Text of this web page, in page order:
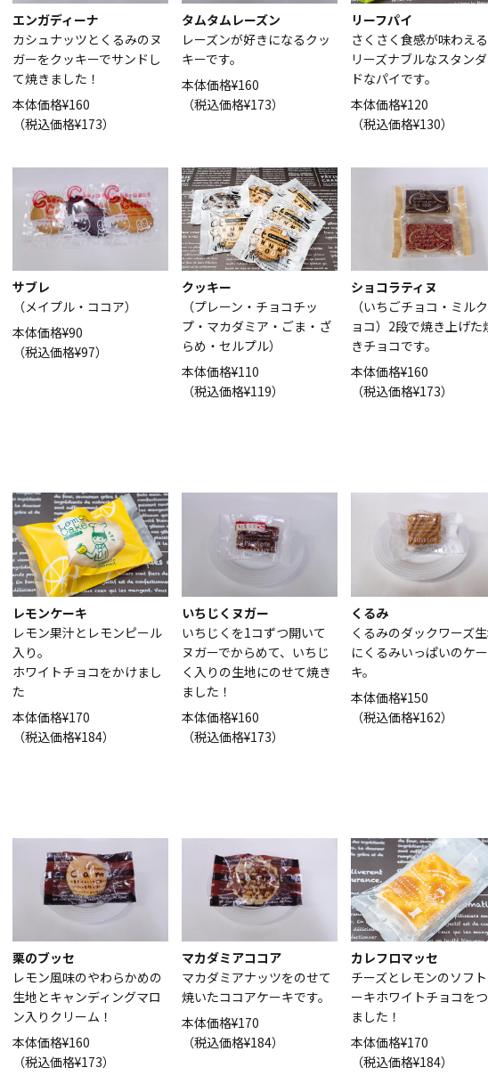
エンガディーナ
カシュナッツとくるみのヌ
ガーをクッキーでサンドし
て焼きました！
本体価格¥160
（税込価格¥173）
タムタムレーズン
レーズンが好きになるクッ
キーです。
本体価格¥160
（税込価格¥173）
リーフパイ
さくさく食感が味わえ
リーズナブルなスタン
ドなパイです。
本体価格¥120
（税込価格¥130）
サブレ
（メイプル・ココア）
本体価格¥90
（税込価格¥97）
クッキー
（プレーン・チョコチッ
プ・マカダミア・ごま・ざ
らめ・セルプル）
本体価格¥110
（税込価格¥119）
ショコラティヌ
（いちごチョコ・ミル
ョコ）2段で焼き上げた
きチョコです。
本体価格¥160
（税込価格¥173）
レモンケーキ
レモン果汁とレモンピール
入り。
ホワイトチョコをかけまし
た
本体価格¥170
（税込価格¥184）
いちじくヌガー
いちじくを1コずつ開いて
ヌガーでからめて、いちじ
く入りの生地にのせて焼き
ました！
本体価格¥160
（税込価格¥173）
くるみ
くるみのダックワーズ
にくるみいっぱいのケー
キ。
本体価格¥150
（税込価格¥162）
栗のブッセ
レモン風味のやわらかめの
生地とキャンディングマロ
ン入りクリーム！
本体価格¥160
（税込価格¥173）
マカダミアココア
マカダミアナッツをのせて
焼いたココアケーキです。
本体価格¥170
（税込価格¥184）
カレフロマッセ
チーズとレモンのソフ
ーキホワイトチョコを
ました！
本体価格¥170
（税込価格¥184）